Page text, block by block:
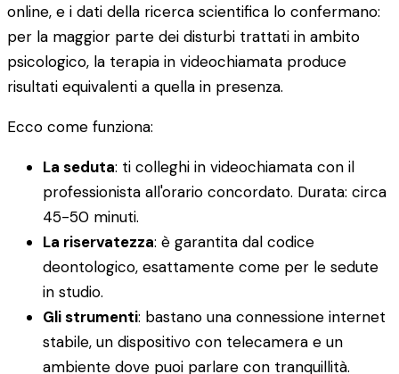
online, e i dati della ricerca scientifica lo confermano:
per la maggior parte dei disturbi trattati in ambito
psicologico, la terapia in videochiamata produce
risultati equivalenti a quella in presenza.
Ecco come funziona:
La seduta: ti colleghi in videochiamata con il
professionista all'orario concordato. Durata: circa
45-50 minuti.
La riservatezza: è garantita dal codice
deontologico, esattamente come per le sedute
in studio.
Gli strumenti: bastano una connessione internet
stabile, un dispositivo con telecamera e un
ambiente dove puoi parlare con tranquillità.